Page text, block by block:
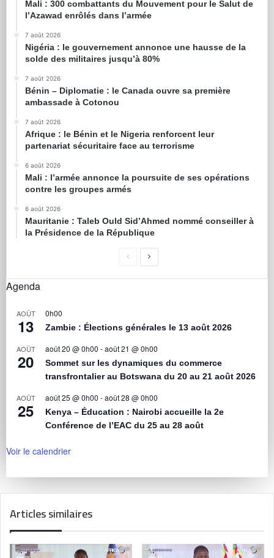
Mali : 300 combattants du Mouvement pour le Salut de
l’Azawad enrôlés dans l’armée
7 août 2026
Nigéria : le gouvernement annonce une hausse de la
solde des militaires jusqu’à 80%
7 août 2026
Bénin – Diplomatie : le Canada ouvre sa première
ambassade à Cotonou
7 août 2026
Afrique : le Bénin et le Nigeria renforcent leur
partenariat sécuritaire face au terrorisme
6 août 2026
Mali : l’armée annonce la poursuite de ses opérations
contre les groupes armés
6 août 2026
Mauritanie : Taleb Ould Sid’Ahmed nommé conseiller à
la Présidence de la République
Agenda
AOÛT
13
0h00
Zambie : Élections générales le 13 août 2026
AOÛT
20
août 20 @ 0h00 -août 21 @ 0h00
Sommet sur les dynamiques du commerce
transfrontalier au Botswana du 20 au 21 août 2026
AOÛT
25
août 25 @ 0h00 -août 28 @ 0h00
Kenya – Éducation : Nairobi accueille la 2e
Conférence de l’EAC du 25 au 28 août
Voir le calendrier
Articles similaires